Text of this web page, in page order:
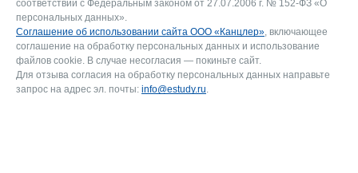
соответствии с Федеральным законом от 27.07.2006 г. № 152-ФЗ «О
персональных данных».
Соглашение об использовании сайта ООО «Канцлер» , включающее
соглашение на обработку персональных данных и использование
файлов cookie. В случае несогласия — покиньте сайт.
Для отзыва согласия на обработку персональных данных направьте
запрос на адрес эл. почты: info@estudy.ru